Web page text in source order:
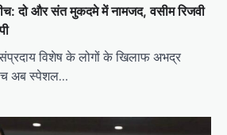
दो और संत मुकदमे में नामजद, वसीम रिजवी
संप्रदाय विशेष के लोगों के खिलाफ अभद्र
अब स्पेशल…